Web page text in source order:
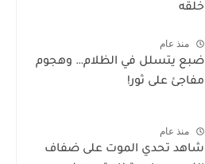
خلقه
منذ عام
ضبع يتسلل في الظلام… وهجوم
مفاجئ على ثور!
منذ عام
شاهد تحدي الموت على ضفاف